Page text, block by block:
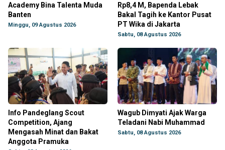
Academy Bina Talenta Muda
Banten
Minggu, 09 Agustus 2026
Rp8,4 M, Bapenda Lebak
Bakal Tagih ke Kantor Pusat
PT Wika di Jakarta
Sabtu, 08 Agustus 2026
Info Pandeglang Scout
Competition, Ajang
Mengasah Minat dan Bakat
Anggota Pramuka
Wagub Dimyati Ajak Warga
Teladani Nabi Muhammad
Sabtu, 08 Agustus 2026